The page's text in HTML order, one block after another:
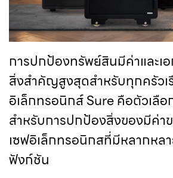
การปกป้องทรัพย์สินมีค่าและเ
สิ่งสำคัญสูงสุดสำหรับทุกครัวเ
อิเล็กทรอนิกส์ Sure คือตัวเลือ
สำหรับการปกป้องสิ่งของมีค่
เซฟอิเล็กทรอนิกสที่มีหลากหล
ฟังก์ชัน